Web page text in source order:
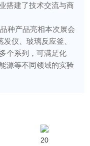
搭建了技术交流与商
种产品亮相本次展会
仪、玻璃反应釜、
个系列，可满足化
源等不同领域的实验